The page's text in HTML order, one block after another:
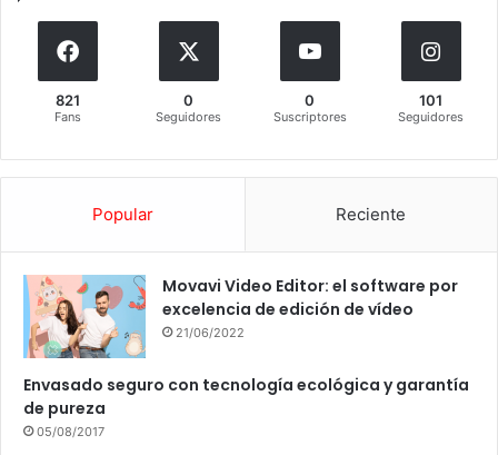
821
Fans
0
Seguidores
0
Suscriptores
101
Seguidores
Popular Reciente
Movavi Video Editor: el software por
excelencia de edición de vídeo
21/06/2022
Envasado seguro con tecnología ecológica y garantía
de pureza
05/08/2017